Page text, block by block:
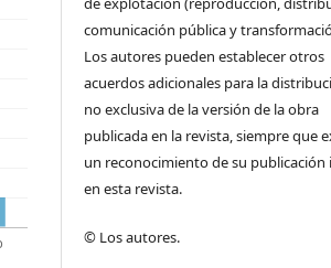
comunicación pública y
Los autores pueden establecer otros
acuerdos adicionales para la
no exclusiva de la versión de la obra
publicada en la revista, siempre que
un reconocimiento de su publicación
en esta revista.
© Los autores.